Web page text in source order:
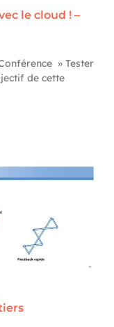
le cloud ! –
» Tester
de cette